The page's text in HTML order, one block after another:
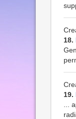
18.
19.
...